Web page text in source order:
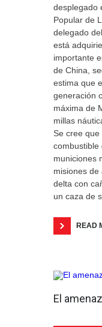
desplegado
Popular de
delegado
está
importante
de China,
estima que
generación
máxima de
millas
Se cree
combustible
municiones
misiones de
delta con
un caza de
READ
El